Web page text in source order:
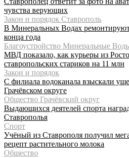
чувства верующих
Закон и порядок Ставрополь
В Минеральных Водах
конца года
Благоустройство Минеральные
МВД показало, как курьеры из
ставропольских стариков на 11 млн
Закон и порядок
С филиала водоканала взыскали
Грачёвском округе
Общество Грачёвский округ
Выдающихся деятелей спорта
Ставрополья
Спорт
Учёный из Ставрополя получил
рецепт растительного молока
Общество